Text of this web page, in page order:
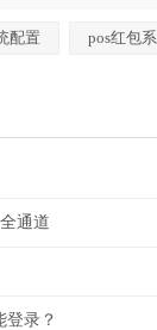
配置 pos红包
通道
登录？